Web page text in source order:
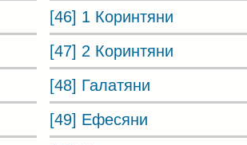
[46] 1 Коринтяни
[47] 2 Коринтяни
[48] Галатяни
[49] Ефесяни